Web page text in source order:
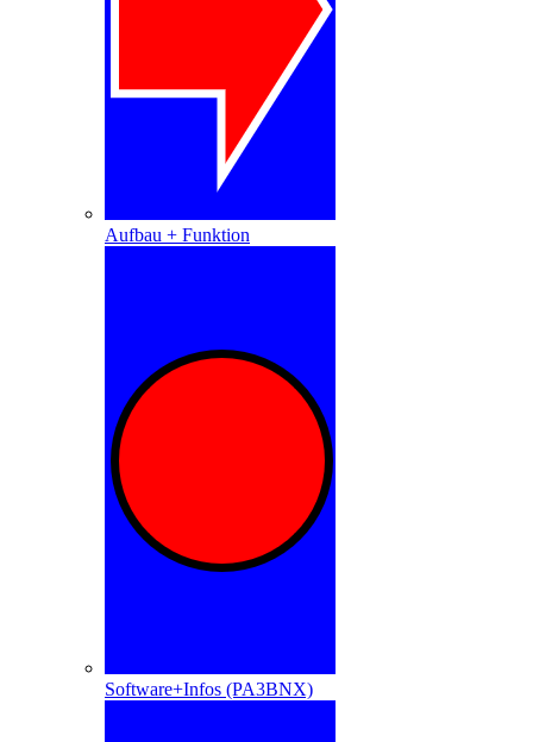
Aufbau + Funktion
Software+Infos (PA3BNX)